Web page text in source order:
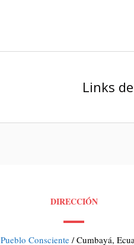
Links
DIRECCIÓN
Pueblo Consciente/ Cumbayá,